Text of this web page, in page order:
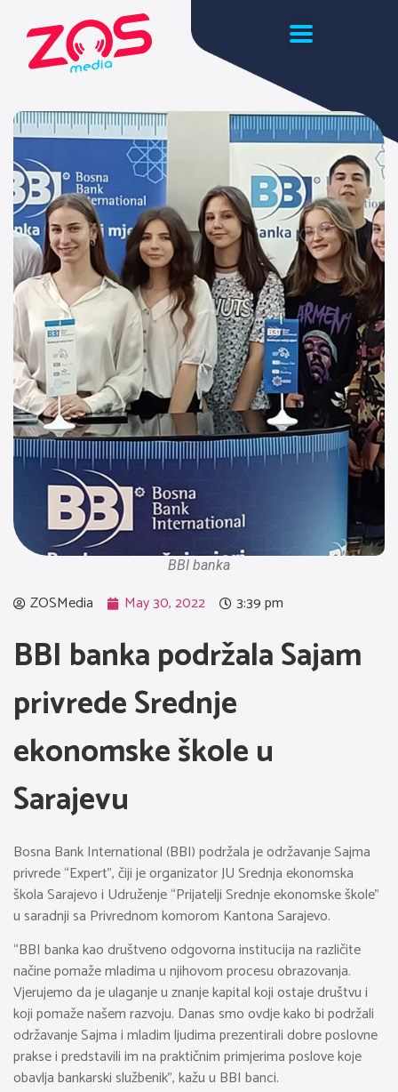
BBI banka
ZOSMedia May 30, 2022 3:39 pm
BBI banka podržala Sajam
privrede Srednje
ekonomske škole u
Sarajevu
Bosna Bank International (BBI) podržala je održavanje Sajma
privrede “Expert”, čiji je organizator JU Srednja ekonomska
škola Sarajevo i Udruženje “Prijatelji Srednje ekonomske škole”
u saradnji sa Privrednom komorom Kantona Sarajevo.
“BBI banka kao društveno odgovorna institucija na različite
načine pomaže mladima u njihovom procesu obrazovanja.
Vjerujemo da je ulaganje u znanje kapital koji ostaje društvu i
koji pomaže našem razvoju. Danas smo ovdje kako bi podržali
održavanje Sajma i mladim ljudima prezentirali dobre poslovne
prakse i predstavili im na praktičnim primjerima poslove koje
obavlja bankarski službenik”, kažu u BBI banci.